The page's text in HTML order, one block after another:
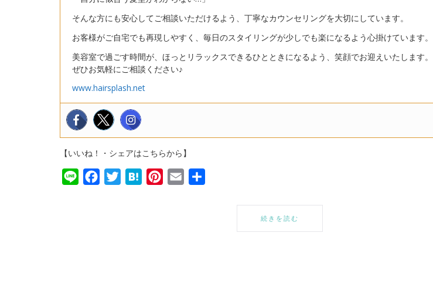
そんな方にも安心してご相談いただけるよう、丁寧なカウンセリングを大切にしています。
お客様がご自宅でも再現しやすく、毎日のスタイリングが少しでも楽になるよう心掛けています。
美容室で過ごす時間が、ほっとリラックスできるひとときになるよう、笑顔でお迎えいたします。
ぜひお気軽にご相談ください♪
www.hairsplash.net
【いいね！・シェアはこちらから】
Line FacebookTwitterHatenaPinterest
Email
続きを読む